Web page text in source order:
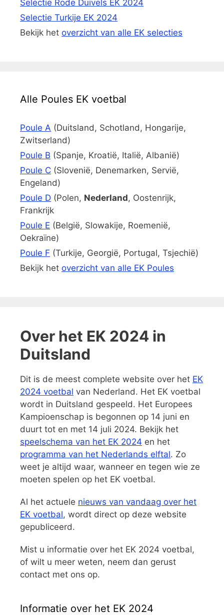
Selectie Rode Duivels EK 2024
Selectie Turkije EK 2024
Bekijk het overzicht van alle EK selecties
Alle Poules EK voetbal
Poule A (Duitsland, Schotland, Hongarije,
Zwitserland)
Poule B (Spanje, Kroatië, Italië, Albanië)
Poule C (Slovenië, Denemarken, Servië,
Engeland)
Poule D (Polen, Nederland, Oostenrijk,
Frankrijk
Poule E (België, Slowakije, Roemenië,
Oekraïne)
Poule F (Turkije, Georgië, Portugal, Tsjechië)
Bekijk het overzicht van alle EK Poules
Over het EK 2024 in
Duitsland
Dit is de meest complete website over het EK
2024 voetbal van Nederland. Het EK voetbal
wordt in Duitsland gespeeld. Het Europees
Kampioenschap is begonnen op 14 juni en
duurt tot en met 14 juli 2024. Bekijk het
speelschema van het EK 2024 en het
programma van het Nederlands elftal. Zo
weet je altijd waar, wanneer en tegen wie ze
moeten spelen op het EK voetbal.
Al het actuele nieuws van vandaag over het
EK voetbal, wordt direct op deze website
gepubliceerd.
Mist u informatie over het EK 2024 voetbal,
of wilt u meer weten, neem dan gerust
contact met ons op.
Informatie over het EK 2024